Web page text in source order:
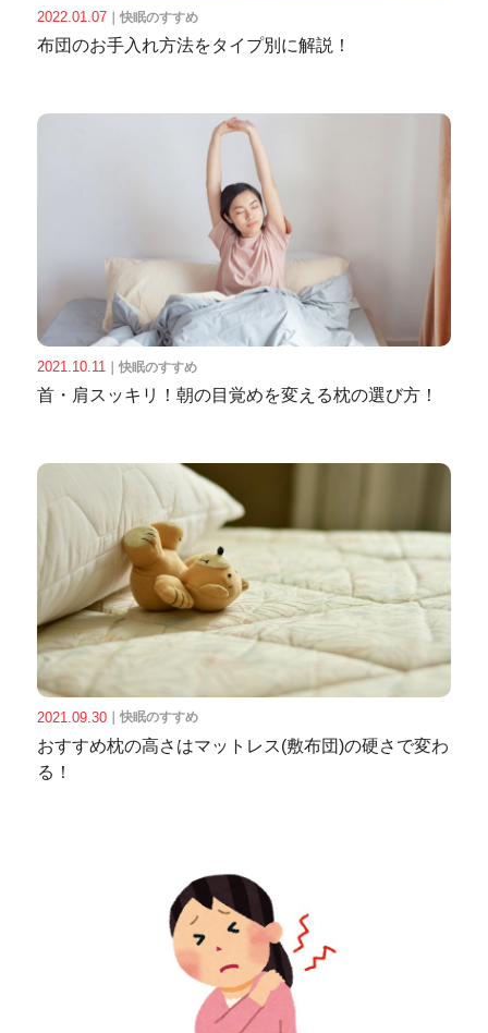
2022.01.07｜ 快眠のすすめ
布団のお手入れ方法をタイプ別に解説！
2021.10.11｜ 快眠のすすめ
首・肩スッキリ！朝の目覚めを変える枕の選び方！
2021.09.30｜ 快眠のすすめ
おすすめ枕の高さはマットレス(敷布団)の硬さで変わ
る！